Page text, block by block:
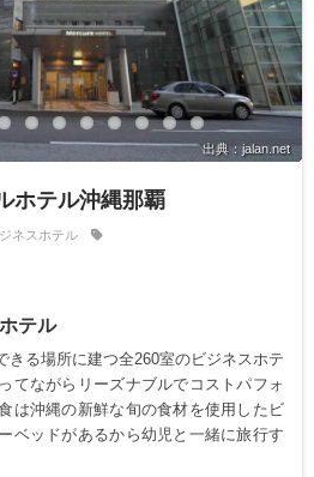
出典：jalan.net
ホテル沖縄那覇
ネスホテル
テル
きる場所に建つ全260室のビジネスホテ
てながらリーズナブルでコストパフォ
は沖縄の新鮮な旬の食材を使用したビ
ベッドがあるから幼児と一緒に旅行す